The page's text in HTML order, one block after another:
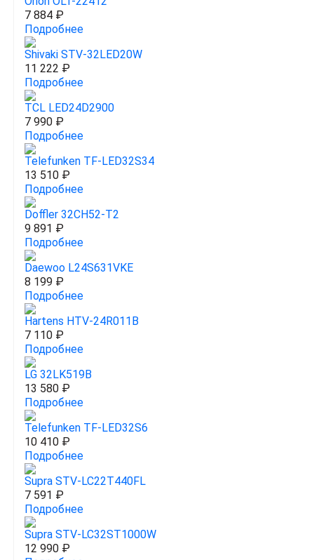
7 884 ₽
Подробнее
Shivaki STV-32LED20W
11 222 ₽
Подробнее
TCL LED24D2900
7 990 ₽
Подробнее
Telefunken TF-LED32S34
13 510 ₽
Подробнее
Doffler 32CH52-T2
9 891 ₽
Подробнее
Daewoo L24S631VKE
8 199 ₽
Подробнее
Hartens HTV-24R011B
7 110 ₽
Подробнее
LG 32LK519B
13 580 ₽
Подробнее
Telefunken TF-LED32S6
10 410 ₽
Подробнее
Supra STV-LC22T440FL
7 591 ₽
Подробнее
Supra STV-LC32ST1000W
12 990 ₽